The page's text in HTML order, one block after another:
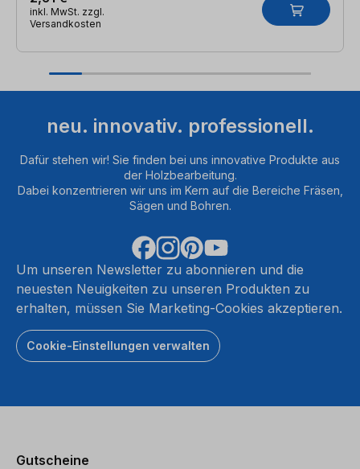
inkl. MwSt. zzgl.
Versandkosten
neu. innovativ. professionell.
Dafür stehen wir! Sie finden bei uns innovative Produkte aus
der Holzbearbeitung.
Dabei konzentrieren wir uns im Kern auf die Bereiche Fräsen,
Sägen und Bohren.
Um unseren Newsletter zu abonnieren und die
neuesten Neuigkeiten zu unseren Produkten zu
erhalten, müssen Sie Marketing-Cookies akzeptieren.
Cookie-Einstellungen verwalten
Gutscheine